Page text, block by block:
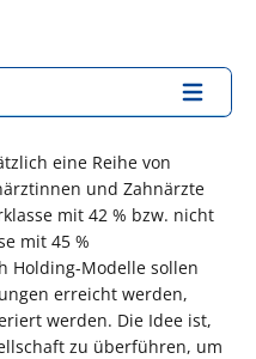
eine Reihe von
und Zahnärzte
mit 42 % bzw. nicht
mit 45 %
Holding-Modelle sollen
erreicht werden,
werden. Die Idee ist,
zu überführen, um